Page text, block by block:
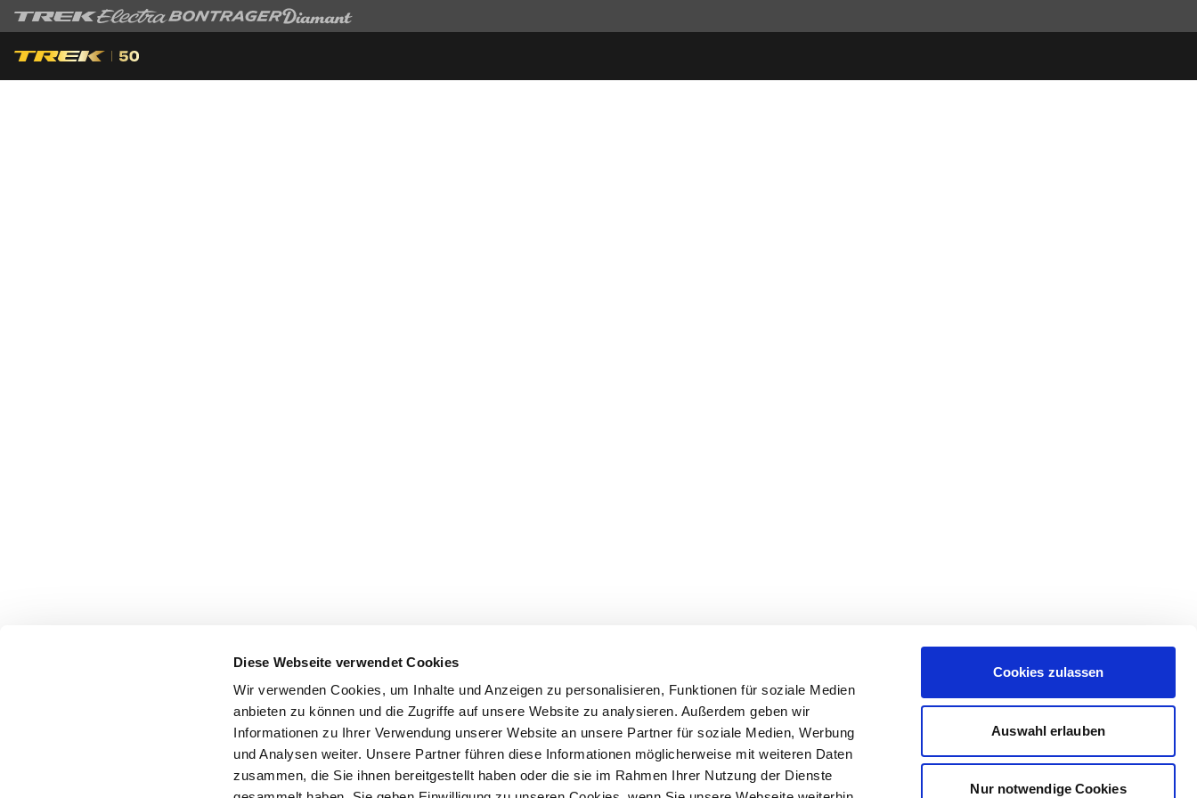
Diese Webseite verwendet Cookies
Wir verwenden Cookies, um Inhalte und Anzeigen zu personalisieren, Funktionen für soziale Medien
anbieten zu können und die Zugriffe auf unsere Website zu analysieren. Außerdem geben wir
Informationen zu Ihrer Verwendung unserer Website an unsere Partner für soziale Medien, Werbung
und Analysen weiter. Unsere Partner führen diese Informationen möglicherweise mit weiteren Daten
zusammen, die Sie ihnen bereitgestellt haben oder die sie im Rahmen Ihrer Nutzung der Dienste
Cookies zulassen
Auswahl erlauben
Nur notwendige Cookies